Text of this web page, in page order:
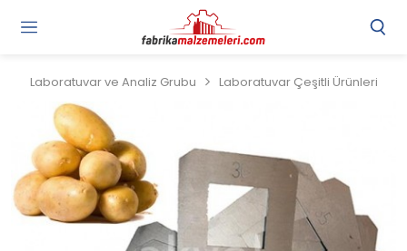
Laboratuvar ve Analiz Grubu Laboratuvar Çeşitli Ürünleri